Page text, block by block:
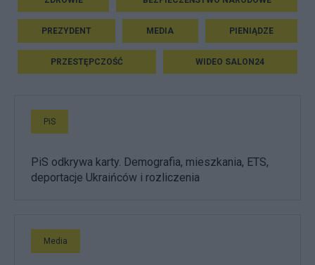
PREZYDENT MEDIA PIENIĄDZE
PRZESTĘPCZOŚĆ WIDEO SALON24
PiS
PiS odkrywa karty. Demografia, mieszkania, ETS,
deportacje Ukraińców i rozliczenia
Media